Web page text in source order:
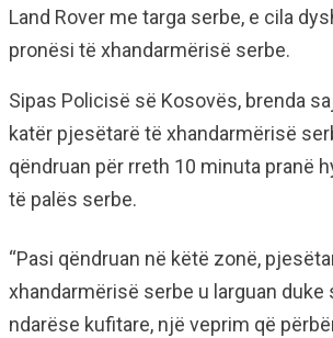
Land Rover me targa serbe, e cila
pronësi të xhandarmërisë serbe.
Sipas Policisë së Kosovës, brenda
katër pjesëtarë të xhandarmërisë
qëndruan për rreth 10 minuta pranë
të palës serbe.
“Pasi qëndruan në këtë zonë,
xhandarmërisë serbe u larguan duke
ndarëse kufitare, një veprim që